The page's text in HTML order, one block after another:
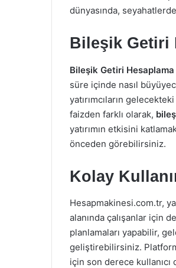
dünyasında,
Bileşik Getiri
Bileşik Getiri Hesaplama
süre içinde nasıl
yatırımcıların
faizden farklı olarak,
yatırımın etkisini
önceden görebilirsiniz.
Kolay
Hesapmakinesi.com.tr,
alanında çalışanlar için
planlamaları yapabilir,
geliştirebilirsiniz.
için son derece